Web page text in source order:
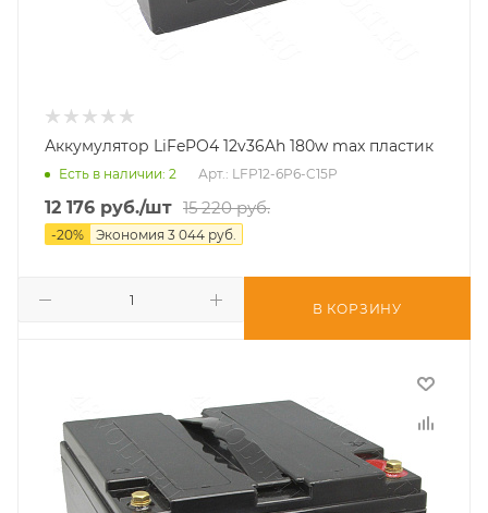
Аккумулятор LiFePO4 12v36Ah 180w max пластик
Есть в наличии: 2 Арт.: LFP12-6P6-C15P
12 176 руб./шт 15 220руб.
-20% Экономия 3 044 руб.
В КОРЗИНУ